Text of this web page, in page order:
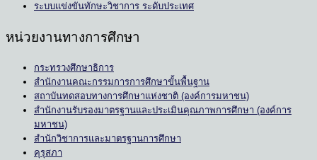
ระบบแข่งขันทักษะวิชาการ ระดับประเทศ
หน่วยงานทางการศึกษา
กระทรวงศึกษาธิการ
สำนักงานคณะกรรมการการศึกษาขั้นพื้นฐาน
สถาบันทดสอบทางการศึกษาแห่งชาติ (องค์การมหาชน)
สำนักงานรับรองมาตรฐานและประเมินคุณภาพการศึกษา (องค์การ
มหาชน)
สำนักวิชาการและมาตรฐานการศึกษา
คุรุสภา